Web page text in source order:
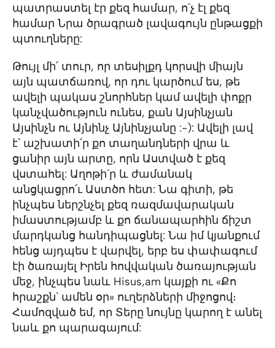
պատրաստել էր քեզ համար, ո´չ էլ քեզ
համար Նրա ծրագրած լավագույն ընթացքի
պտուղները:
Թույլ մի՛ տուր, որ տեսիլքդ կորսվի միայն
այն պատճառով, որ դու կարծում ես, թե
ավելի պակաս շնորհներ կամ ավելի փոքր
կանչվածություն ունես, քան Այսինչյան
Այսինչն ու Այնինչ Այնինչյանը :-): Ավելի լավ
է՝ աշխատի՛ր քո տաղանդների վրա և
ցանիր այն արտը, որն Աստված է քեզ
վստահել: Աղոթի´ր և ժամանակ
անցկացրո՛ւ Աստծո հետ: Նա գիտի, թե
ինչպես ներշնչել քեզ ռազմավարական
իմաստությամբ և քո ճանապարհին ճիշտ
մարդկանց հանդիպացնել: Նա իմ կյանքում
հենց այդպես է վարվել, երբ ես փափագում
էի ծառայել Իրեն հովվական ծառայության
մեջ, ինչպես նաև Hisus,am կայքի ու «Քո
հրաշքն` ամեն օր» ուղերձների միջոցով։
Համոզված եմ, որ Տերը նույնը կարող է անել
նաև քո պարագայում: